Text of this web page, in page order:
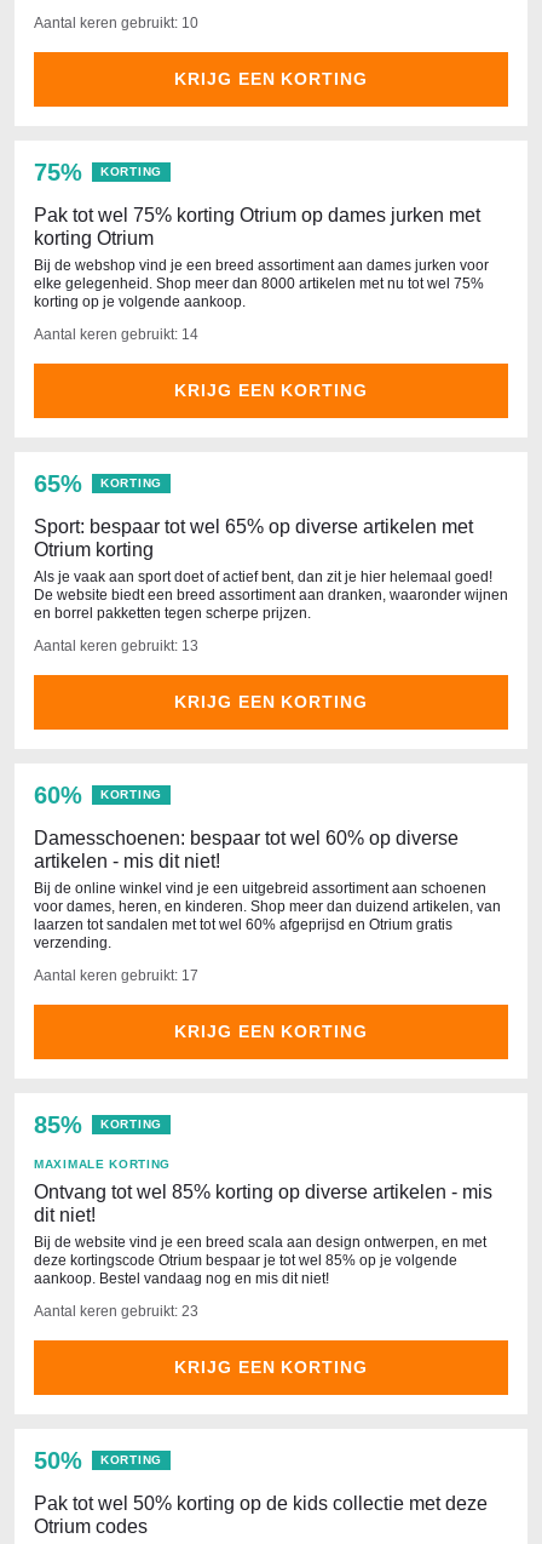
Aantal keren gebruikt: 10
KRIJG EEN KORTING
75% KORTING
Pak tot wel 75% korting Otrium op dames jurken met
korting Otrium
Bij de webshop vind je een breed assortiment aan dames jurken voor
elke gelegenheid. Shop meer dan 8000 artikelen met nu tot wel 75%
korting op je volgende aankoop.
Aantal keren gebruikt: 14
KRIJG EEN KORTING
65% KORTING
Sport: bespaar tot wel 65% op diverse artikelen met
Otrium korting
Als je vaak aan sport doet of actief bent, dan zit je hier helemaal goed!
De website biedt een breed assortiment aan dranken, waaronder wijnen
en borrel pakketten tegen scherpe prijzen.
Aantal keren gebruikt: 13
KRIJG EEN KORTING
60% KORTING
Damesschoenen: bespaar tot wel 60% op diverse
artikelen - mis dit niet!
Bij de online winkel vind je een uitgebreid assortiment aan schoenen
voor dames, heren, en kinderen. Shop meer dan duizend artikelen, van
laarzen tot sandalen met tot wel 60% afgeprijsd en Otrium gratis
verzending.
Aantal keren gebruikt: 17
KRIJG EEN KORTING
85% KORTING
MAXIMALE KORTING
Ontvang tot wel 85% korting op diverse artikelen - mis
dit niet!
Bij de website vind je een breed scala aan design ontwerpen, en met
deze kortingscode Otrium bespaar je tot wel 85% op je volgende
aankoop. Bestel vandaag nog en mis dit niet!
Aantal keren gebruikt: 23
KRIJG EEN KORTING
50% KORTING
Pak tot wel 50% korting op de kids collectie met deze
Otrium codes